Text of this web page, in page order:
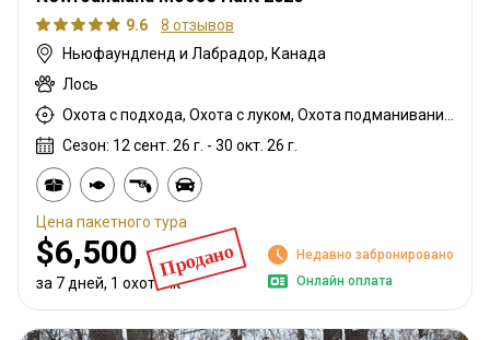
9.6
8 отзывов
Ньюфаундленд и Лабрадор, Канада
Лось
Сезон: 12 сент. 26 г. - 30 окт. 26 г.
Продано
Цена пакетного тура
$6,500
за 7 дней, 1 охотник
Недавно забронировано
Онлайн оплата